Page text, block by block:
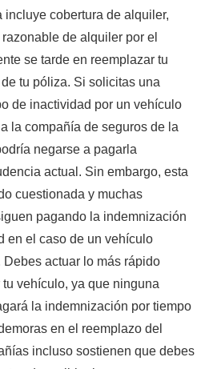
cobertura de alquiler,
de alquiler por el
se tarde en reemplazar tu
tu póliza. Si solicitas una
de inactividad por un vehículo
la compañía de seguros de la
negarse a pagarla
actual. Sin embargo, esta
cuestionada y muchas
pagando la indemnización
en el caso de un vehículo
actuar lo más rápido
vehículo, ya que ninguna
la indemnización por tiempo
en el reemplazo del
incluso sostienen que debes